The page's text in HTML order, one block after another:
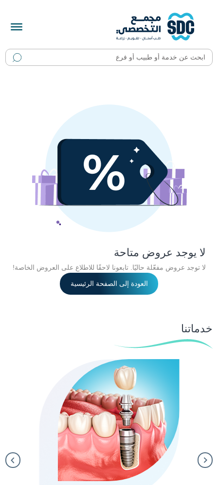
لا يوجد عروض متاحة
لا توجد عروض مفعّلة حاليًا. تابعونا لاحقًا للاطلاع على العروض الخاصة!
العودة إلى الصفحة الرئيسية
خدماتنا